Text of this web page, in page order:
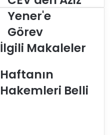
E
V
’
e
A
z
Yener'e
Görev
İlgili Makaleler
Haftanın
Hakemleri Belli